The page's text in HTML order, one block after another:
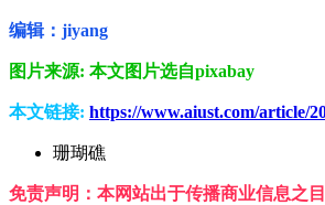
编辑：jiyang
图片来源: 本文图片选自pixabay
本文链接: https://www.aiust.com/article/
珊瑚礁
免责声明：本网站出于传播商业信息之